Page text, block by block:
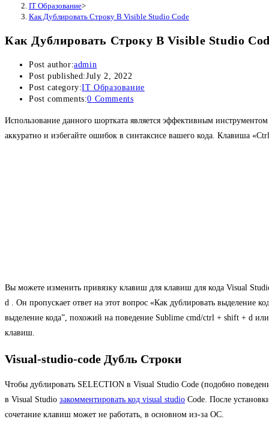
IT Образование>
Как Дублировать Строку В Visible Studio Code
Как Дублировать Строку В Visible Studio
Post author:admin
Post published:July 2, 2022
Post category:IT Образование
Post comments:0 Comments
Использование данного шортката является эффективным
аккуратно и избегайте ошибок в синтаксисе вашего кода. Клавиша
Вы можете изменить привязку клавиш для клавиш для кода Visual
d . Он пропускает ответ на этот вопрос «Как дублировать выделение
выделение кода”, похожий на поведение Sublime cmd/ctrl + shift + d или
клавиш.
Visual-studio-code Дубль Строки
Чтобы дублировать SELECTION в Visual Studio Code (подобно
в Visual Studio закомментировать код visual studio Code. После
сочетание клавиш может не работать, в основном из-за ОС.